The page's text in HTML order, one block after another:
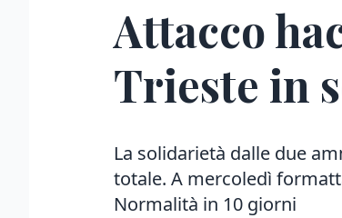
Attacco
Trieste in
La solidarietà dalle due
totale. A mercoledì
Normalità in 10 giorni